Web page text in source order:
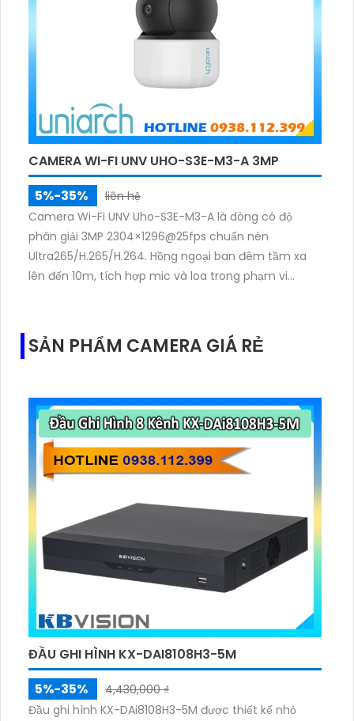
CAMERA WI-FI UNV UHO-S3E-M3-A 3MP
5%-35%
liên hệ
Camera Wi-Fi UNV Uho-S3E-M3-A là dòng có độ
phân giải 3MP 2304×1296@25fps chuẩn nén
Ultra265/H.265/H.264. Hồng ngoại ban đêm tầm xa
lên đến 10m, tích hợp mic và loa trong phạm vi
SẢN PHẨM CAMERA GIÁ RẺ
ĐẦU GHI HÌNH KX-DAI8108H3-5M
5%-35%
4,430,000 ₫
Đầu ghi hình KX-DAi8108H3-5M được thiết kế nhỏ